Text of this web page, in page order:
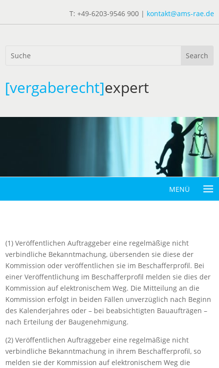
T: +49-6203-9546 900 | kontakt@ams-rae.de
[vergaberecht]expert
(1) Veröffentlichen Auftraggeber eine regelmäßige nicht
verbindliche Bekanntmachung, übersenden sie diese der
Kommission oder veröffentlichen sie im Beschafferprofil. Bei
einer Veröffentlichung im Beschafferprofil melden sie dies der
Kommission auf elektronischem Weg. Die Mitteilung an die
Kommission erfolgt in beiden Fällen unverzüglich nach Beginn
des Kalenderjahres oder – bei beabsichtigten Bauaufträgen –
nach Erteilung der Baugenehmigung.
(2) Veröffentlichen Auftraggeber eine regelmäßige nicht
verbindliche Bekanntmachung in ihrem Beschafferprofil, so
melden sie der Kommission auf elektronischem Weg die